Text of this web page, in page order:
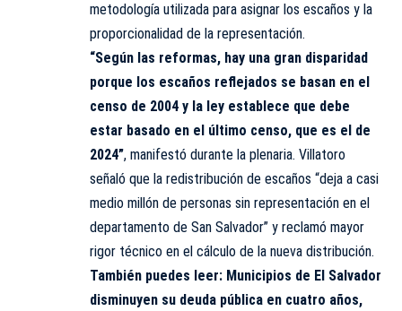
metodología utilizada para asignar los escaños y la
proporcionalidad de la representación.
“Según las reformas, hay una gran disparidad
porque los escaños reflejados se basan en el
censo de 2004 y la ley establece que debe
estar basado en el último censo, que es el de
2024”, manifestó durante la plenaria. Villatoro
señaló que la redistribución de escaños “deja a casi
medio millón de personas sin representación en el
departamento de San Salvador” y reclamó mayor
rigor técnico en el cálculo de la nueva distribución.
También puedes leer: Municipios de El Salvador
disminuyen su deuda pública en cuatro años,